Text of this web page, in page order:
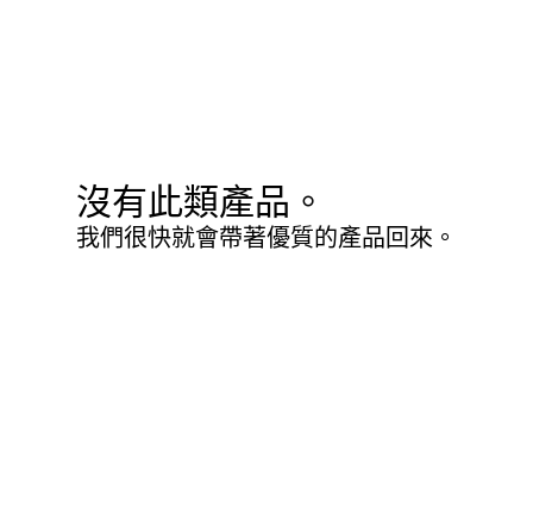
沒有此類產品。
我們很快就會帶著優質的產品回來。